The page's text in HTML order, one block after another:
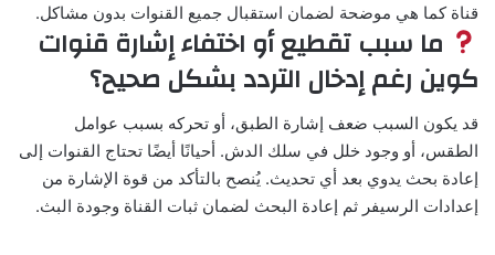
قناة كما هي موضحة لضمان استقبال جميع القنوات بدون مشاكل.
ما سبب تقطيع أو اختفاء إشارة قنوات
كوين رغم إدخال التردد بشكل صحيح؟
قد يكون السبب ضعف إشارة الطبق، أو تحركه بسبب عوامل
الطقس، أو وجود خلل في سلك الدش. أحيانًا أيضًا تحتاج القنوات إلى
إعادة بحث يدوي بعد أي تحديث. يُنصح بالتأكد من قوة الإشارة من
إعدادات الرسيفر ثم إعادة البحث لضمان ثبات القناة وجودة البث.